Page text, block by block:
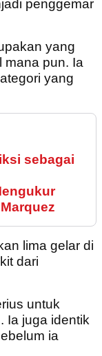
penggemar
yang
mana pun. Ia
yang
sebagai
lima gelar di
dari
untuk
Ia juga identik
ia